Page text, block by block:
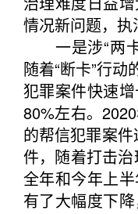
情况新问题，执
一是涉“两卡
随着“断卡”行动
犯罪案件快速
80%左右。
的帮信犯罪案
件，随着打击
全年和今年上
有了大幅度下